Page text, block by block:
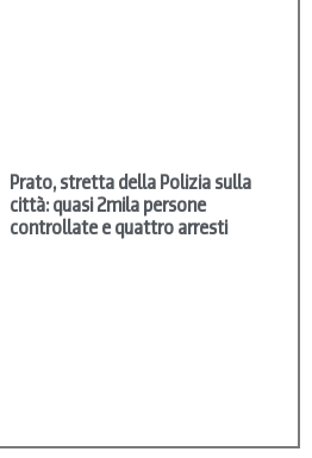
Prato, stretta della Polizia sulla
città: quasi 2mila persone
controllate e quattro arresti